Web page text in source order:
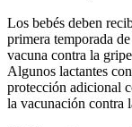
Los bebés deben
primera temporada
vacuna contra la
Algunos lactantes
protección adicional
la vacunación contra